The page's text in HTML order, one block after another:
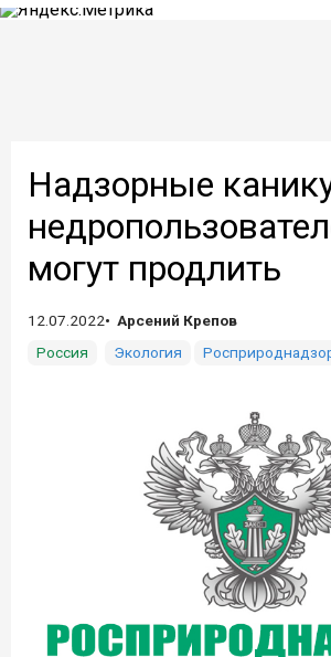
Надзорные
могут продлить
12.07.2022
Арсений Крепов
Россия
Экология